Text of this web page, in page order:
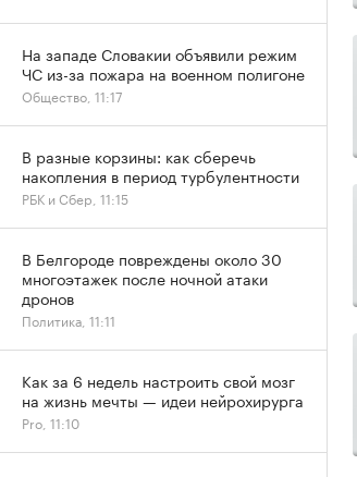
На западе Словакии объявили режим
ЧС из-за пожара на военном полигоне
Общество, 11:17
В разные корзины: как сберечь
накопления в период турбулентности
РБК и Сбер, 11:15
В Белгороде повреждены около 30
многоэтажек после ночной атаки
дронов
Политика, 11:11
Как за 6 недель настроить свой мозг
на жизнь мечты — идеи нейрохирурга
Pro, 11:10